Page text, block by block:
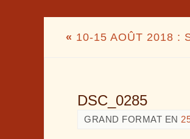
« 10-15 AOÛT 2018 :
DSC_0285
GRAND FORMAT EN